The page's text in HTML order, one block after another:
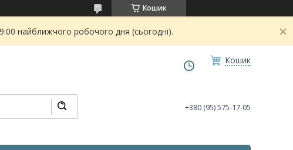
Кошик
найближчого робочого дня (сьогодні).
Кошик
+380 (95) 575-17-05